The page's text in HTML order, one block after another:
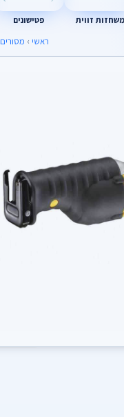
משחזות זווית פטישונים
ראשי › מסורים